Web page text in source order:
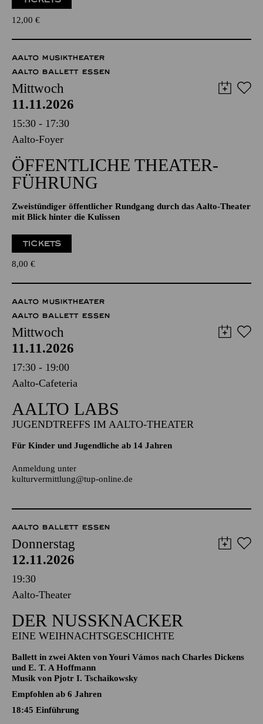
DER "HOHE NORDEN" IN DER MUSIK
12,00€
AALTO MUSIKTHEATER
AALTO BALLETT ESSEN
Mittwoch
11.11.2026
15:30 - 17:30
Aalto-Foyer
ÖFFENTLICHE THEATER­
FÜHRUNG
Zweistündiger öffentlicher Rundgang durch das Aalto-Theater
mit Blick hinter die Kulissen
8,00 €
AALTO MUSIKTHEATER
AALTO BALLETT ESSEN
Mittwoch
11.11.2026
17:30 - 19:00
Aalto-Cafeteria
AALTO LABS
Für Kinder und Jugendliche ab 14 Jahren
AALTO BALLETT ESSEN
Donnerstag
12.11.2026
19:30
Aalto-Theater
DER NUSSKNACKER
EINE WEIHNACHTSGESCHICHTE
Ballett in zwei Akten von Youri Vámos nach Charles Dickens
Musik von Pjotr I. Tschaikowsky